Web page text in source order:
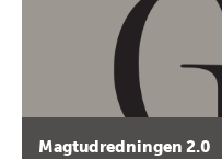
Magtudredningen 2.0